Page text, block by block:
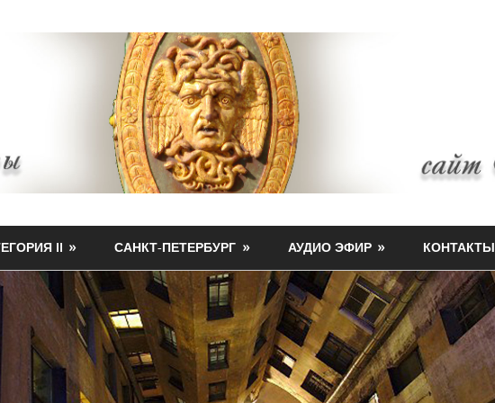
II САНКТ-ПЕТЕРБУРГ АУДИО ЭФИР КОНТАКТЫ